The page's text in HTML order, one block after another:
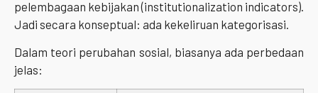
pelembagaan kebijakan (institutionalization indicators).
Jadi secara konseptual: ada kekeliruan kategorisasi.
Dalam teori perubahan sosial, biasanya ada perbedaan
jelas: